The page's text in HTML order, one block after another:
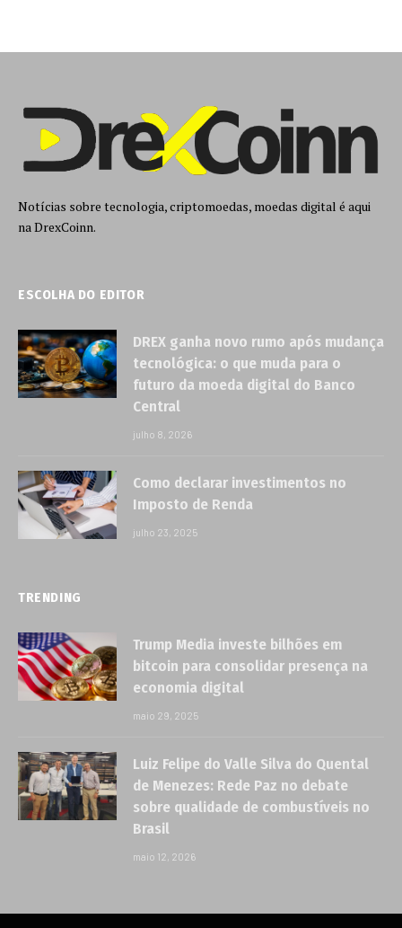
Notícias sobre tecnologia, criptomoedas, moedas digital é aqui
na DrexCoinn.
ESCOLHA DO EDITOR
DREX ganha novo rumo após mudança
tecnológica: o que muda para o
futuro da moeda digital do Banco
Central
julho 8, 2026
Como declarar investimentos no
Imposto de Renda
julho 23, 2025
TRENDING
Trump Media investe bilhões em
bitcoin para consolidar presença na
economia digital
maio 29, 2025
Luiz Felipe do Valle Silva do Quental
de Menezes: Rede Paz no debate
sobre qualidade de combustíveis no
Brasil
maio 12, 2026